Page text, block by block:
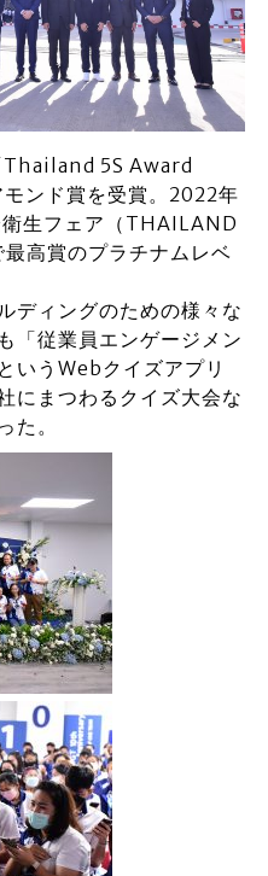
Thailand 5S Award
ンド賞を受賞。2022年
生フェア（THAILAND
高賞のプラチナムレベ
ディングのための様々な
「従業員エンゲージメン
いうWebクイズアプリ
にまつわるクイズ大会な
た。